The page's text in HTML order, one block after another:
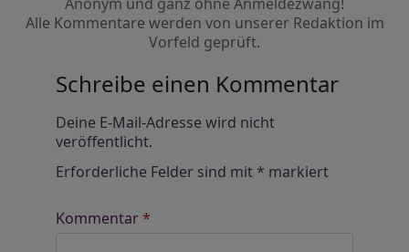
Alle Kommentare werden von unserer Redaktion im
Vorfeld geprüft.
Schreibe einen Kommentar
Deine E-Mail-Adresse wird nicht
veröffentlicht.
Erforderliche Felder sind mit* markiert
Kommentar*